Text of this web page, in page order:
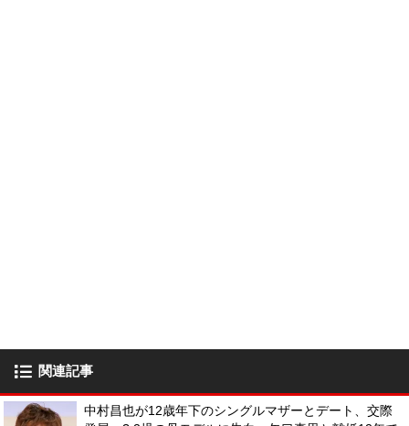
関連記事
中村昌也が12歳年下のシングルマザーとデート、交際